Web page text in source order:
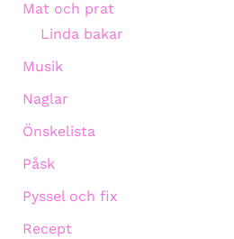
Mat och prat
Linda bakar
Musik
Naglar
Önskelista
Påsk
Pyssel och fix
Recept